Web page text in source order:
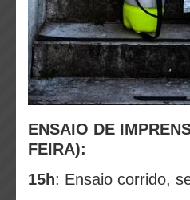
ENSAIO DE
FEIRA):
15h: Ensaio corrido,